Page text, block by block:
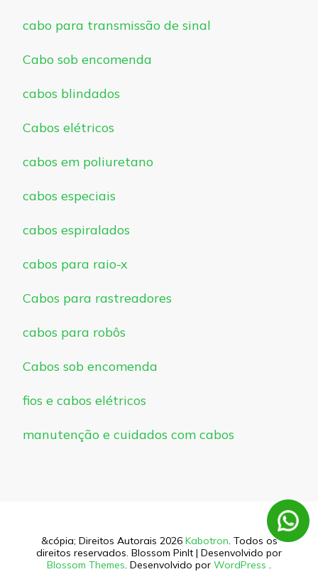
cabo para transmissão de sinal
Cabo sob encomenda
cabos blindados
Cabos elétricos
cabos em poliuretano
cabos especiais
cabos espiralados
cabos para raio-x
Cabos para rastreadores
cabos para robôs
Cabos sob encomenda
fios e cabos elétricos
manutenção e cuidados com cabos
&cópia; Direitos Autorais 2026 Kabotron. Todos os
direitos reservados. Blossom PinIt | Desenvolvido por
Blossom Themes. Desenvolvido por WordPress .